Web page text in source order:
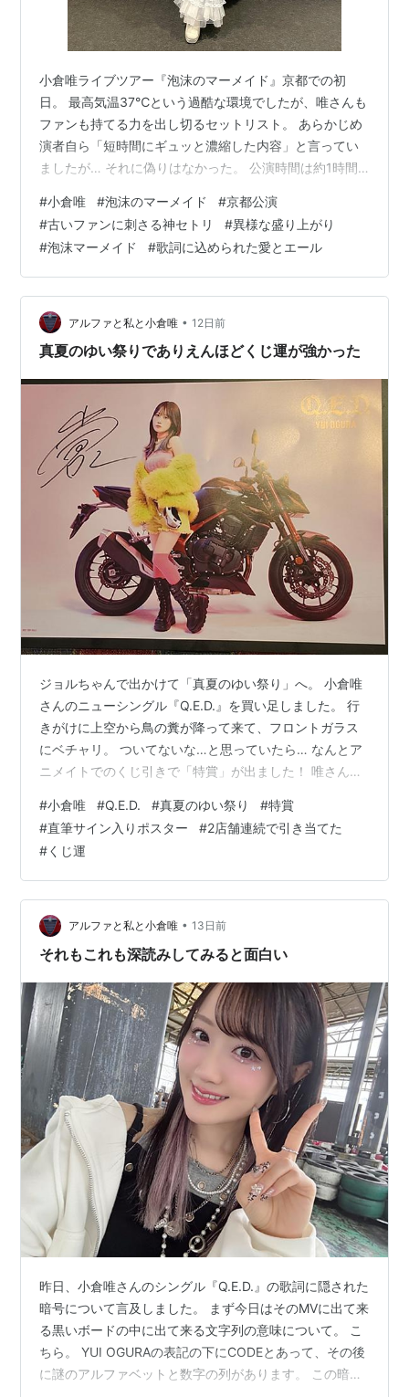
Future Strike （2016年11月2日発売）
Strawberry JAM（2015年3月25日発売）
リスト::声優/あ行
小倉唯ライブツアー『泡沫のマーメイド』京都での初
日。 最高気温37℃という過酷な環境でしたが、唯さんも
ファンも持てる力を出し切るセットリスト。 あらかじめ
演者自ら「短時間にギュッと濃縮した内容」と言ってい
ましたが… それに偽りはなかった。 公演時間は約1時間
のは客を呼び込むためのビジネストークではなくて本当
に短時間ですべてを出し切るライブ。 偽りばかりの今の
世の中で、ちゃんと約束を果たしてくれる人がいるとい
うのはありがたいことです。 あまりに「エモい」そして
客席が「ぶち上がれる」セットリスト。ファンの中には
足に来てしまって、途中ジャンプした…
#小倉唯 #泡沫のマーメイド #京都公演
#古いファンに刺さる神セトリ #異様な盛り上がり
#泡沫マーメイド #歌詞に込められた愛とエール
アルファと私と小倉唯 • 12日前
真夏のゆい祭りでありえんほどくじ運が強かった
ジョルちゃんで出かけて「真夏のゆい祭り」へ。 小倉唯
さんのニューシングル『Q.E.D.』を買い足しました。 行
きがけに上空から鳥の糞が降って来て、フロントガラス
にベチャリ。 ついてないな…と思っていたら… なんとア
ニメイトでのくじ引きで「特賞」が出ました！ 唯さんの
舗で1～3本しか特賞はないのに。 鳥の糞がかかって「う
んがついた」のかと思っていたら… 何と信じられないこ
とに… ゲーマーズでのくじ引きでまたしても「特賞」
が！ 信じられない。ありえんほどの運の強さ。 別に何も
ずるいこととかしてないですよ。 「積み増し」だってご
く常識的な範囲だっ…
#小倉唯 #Q.E.D. #真夏のゆい祭り #特賞
#直筆サイン入りポスター #2店舗連続で引き当てた
#くじ運
アルファと私と小倉唯 • 13日前
それもこれも深読みしてみると面白い
昨日、小倉唯さんのシングル『Q.E.D.』の歌詞に隠された
暗号について言及しました。 まず今日はそのMVに出て来
る黒いボードの中に出て来る文字列の意味について。 こ
ちら。 YUI OGURAの表記の下にCODEとあって、その後
に謎のアルファベットと数字の列があります。 この暗号